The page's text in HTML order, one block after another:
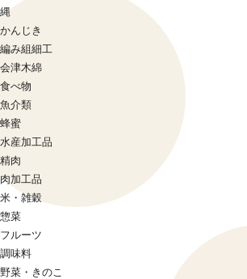
縄
かんじき
編み組細工
会津木綿
食べ物
魚介類
蜂蜜
水産加工品
精肉
肉加工品
米・雑穀
惣菜
フルーツ
調味料
野菜・きのこ